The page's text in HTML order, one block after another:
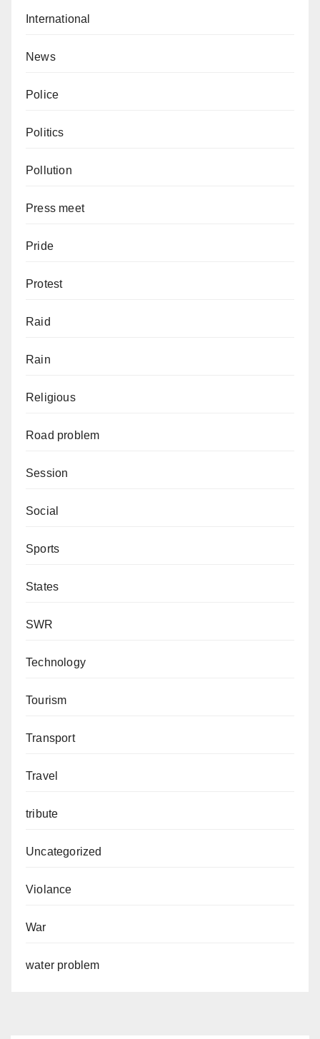
International
News
Police
Politics
Pollution
Press meet
Pride
Protest
Raid
Rain
Religious
Road problem
Session
Social
Sports
States
SWR
Technology
Tourism
Transport
Travel
tribute
Uncategorized
Violance
War
water problem